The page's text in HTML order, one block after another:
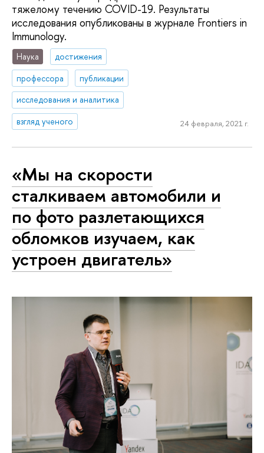
тяжелому течению COVID-19. Результаты
исследования опубликованы в журнале Frontiers in
Immunology.
Наука
достижения
профессора
публикации
исследования и аналитика
взгляд ученого
24 февраля, 2021 г.
«Мы на скорости
сталкиваем автомобили и
по фото разлетающихся
обломков изучаем, как
устроен двигатель»